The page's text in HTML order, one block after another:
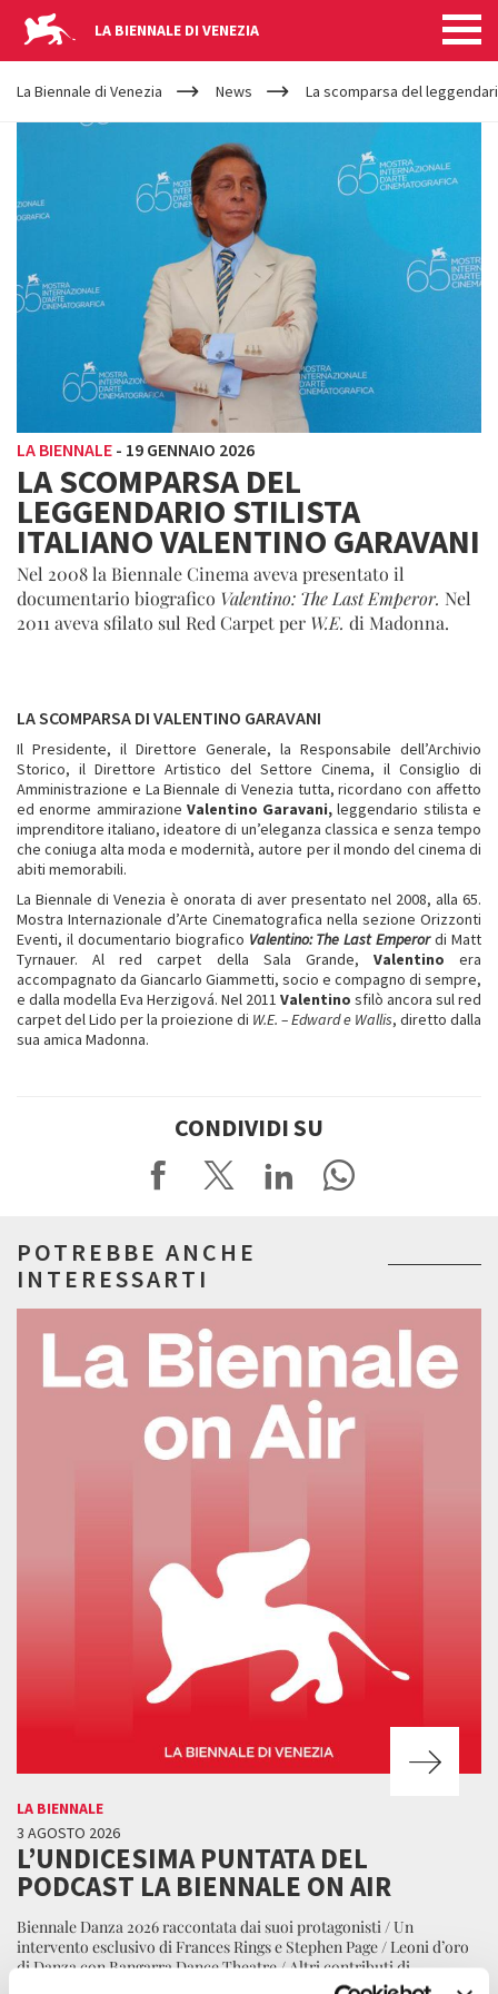
LA BIENNALE DI VENEZIA
YOUR
ARE
HERE
La Biennale di Venezia News La scomparsa del
LA BIENNALE - 19 GENNAIO 2026
LA SCOMPARSA DEL
LEGGENDARIO STILISTA
ITALIANO VALENTINO GARAVANI
Nel 2008 la Biennale Cinema aveva presentato il
documentario biografico Valentino: The Last Emperor. Nel
2011 aveva sfilato sul Red Carpet per W.E. di Madonna.
LA SCOMPARSA DI VALENTINO GARAVANI
Il Presidente, il Direttore Generale, la Responsabile dell’Archivio
Storico, il Direttore Artistico del Settore Cinema, il Consiglio di
Amministrazione e La Biennale di Venezia tutta, ricordano con affetto
ed enorme ammirazione Valentino Garavani, leggendario stilista e
imprenditore italiano, ideatore di un’eleganza classica e senza tempo
che coniuga alta moda e modernità, autore per il mondo del cinema di
abiti memorabili.
La Biennale di Venezia è onorata di aver presentato nel 2008, alla 65.
Mostra Internazionale d’Arte Cinematografica nella sezione Orizzonti
Eventi, il documentario biografico Valentino: The Last Emperordi Matt
Tyrnauer. Al red carpet della Sala Grande, Valentino era
accompagnato da Giancarlo Giammetti, socio e compagno di sempre,
e dalla modella Eva Herzigová. Nel 2011 Valentino sfilò ancora sul red
carpet del Lido per la proiezione di W.E. – Edward e Wallis, diretto dalla
sua amica Madonna.
CONDIVIDI SU
POTREBBE ANCHE
INTERESSARTI
LA BIENNALE
3 AGOSTO 2026
L’UNDICESIMA PUNTATA DEL
PODCAST LA BIENNALE ON AIR
Biennale Danza 2026 raccontata dai suoi protagonisti / Un
intervento esclusivo di Frances Rings e Stephen Page / Leoni d’oro
di Danza con Bangarra Dance Theatre / Altri contributi di
Francesco Casetti, Manuela Infante e Gala Porras-Kim.